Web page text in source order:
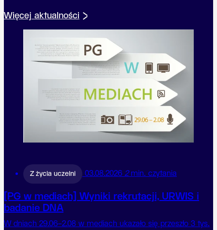
Więcej aktualności
Z życia uczelni 03.08.2026 2min. czytania
[PG w mediach] Wyniki rekrutacji, URWIS i
badanie DNA
W dniach 29.06–2.08 w mediach ukazało się przeszło 3 tys.